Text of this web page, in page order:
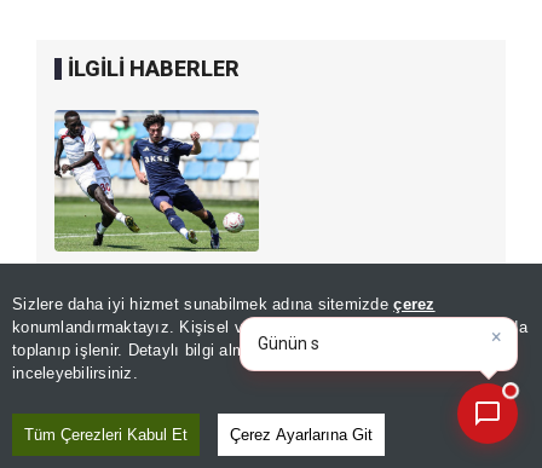
Sizlere daha iyi hizmet sunabilmek adına sitemizdeçerez
konumlandırmaktayız. Kişisel verileriniz, KVKK ve GDPR kapsamında
toplanıp işlenir. Detaylı bilgi almak içinAydınlatma Metnimizi
inceleyebilirsiniz.
Tüm Çerezleri Kabul Et Çerez Ayarlarına Git
İLGİLİ HABERLER
Samsunspor hazırlık
maçında
Kasımpaşa'yı devirdi:
İstanbul'da 3 gol
×
Günün spor, gündem ve
ekonomi gelişmelerini a